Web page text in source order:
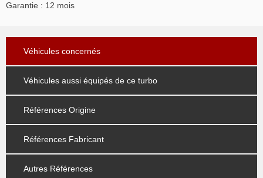
Garantie : 12 mois
Véhicules concernés
Véhicules aussi équipés de ce turbo
Références Origine
Références Fabricant
Autres Références